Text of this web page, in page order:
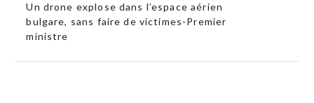
Un drone explose dans l’espace aérien
bulgare, sans faire de victimes-Premier
ministre